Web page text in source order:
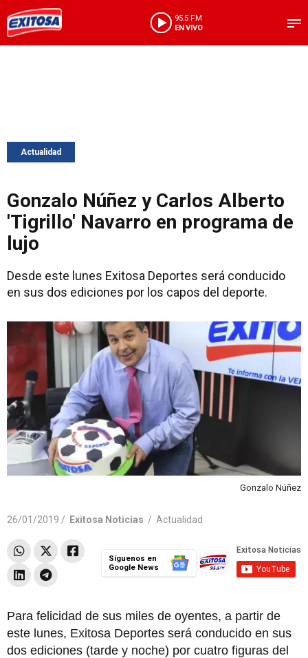
95.5 FM
EN VIVO
Actualidad
Gonzalo Núñez y Carlos Alberto
'Tigrillo' Navarro en programa de
lujo
Desde este lunes Exitosa Deportes será conducido
en sus dos ediciones por los capos del deporte.
Gonzalo Núñez
26/01/2019 / Exitosa Noticias / Actualidad
Síguenos en
Google News
Para felicidad de sus miles de oyentes, a partir de
este lunes, Exitosa Deportes será conducido en sus
dos ediciones (tarde y noche) por cuatro figuras del